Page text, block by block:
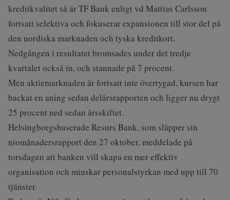
kreditkvalitet så är TF Bank enligt vd Mattias Carlsson
fortsatt selektiva och fokuserar expansionen till stor del på
den nordiska marknaden och tyska kreditkort.
Nedgången i resultatet bromsades under det tredje
kvartalet också in, och stannade på 7 procent.
Men aktiemarknaden är fortsatt inte övertygad, kursen har
backat en aning sedan delårsrapporten och ligger nu drygt
25 procent ned sedan årsskiftet.
Helsingborgsbaserade Resurs Bank, som släpper sin
niomånadersrapport den 27 oktober, meddelade på
torsdagen att banken vill skapa en mer effektiv
organisation och minskar personalstyrkan med upp till 70
tjänster.